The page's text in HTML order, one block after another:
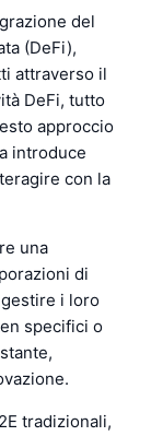
del
(DeFi),
attraverso il
DeFi, tutto
approccio
introduce
con la
una
di
i loro
specifici o
tradizionali,